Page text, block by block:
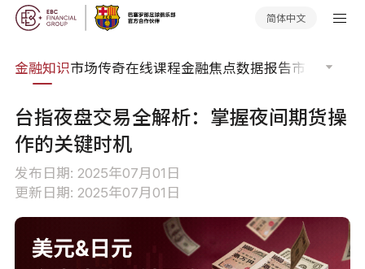
简体中文
金融知识市场传奇在线课程金融焦点数据报告市场分析
台指夜盘交易全解析：掌握夜间期货操
作的关键时机
发布日期: 2025年07月01日
更新日期: 2025年07月01日